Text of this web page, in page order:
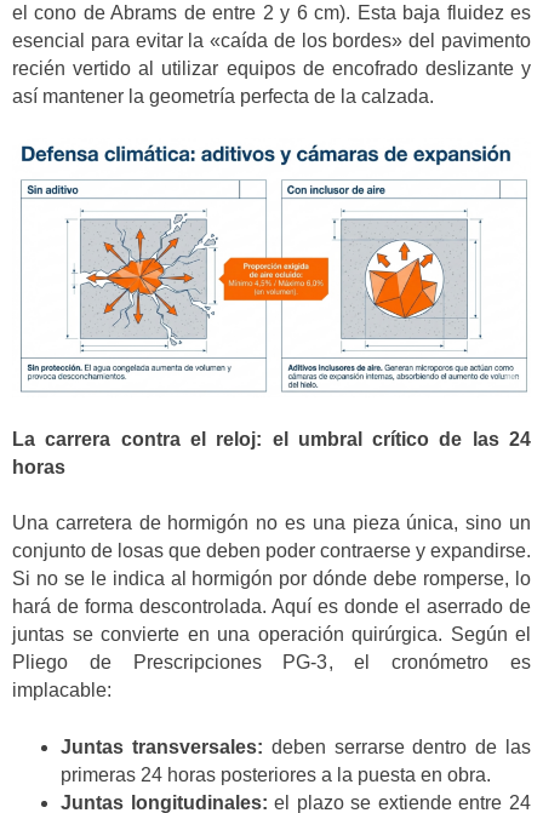
el cono de Abrams de entre 2 y 6 cm). Esta baja fluidez es
esencial para evitar la «caída de los bordes» del pavimento
recién vertido al utilizar equipos de encofrado deslizante y
así mantener la geometría perfecta de la calzada.
La carrera contra el reloj: el umbral crítico de las 24
horas
Una carretera de hormigón no es una pieza única, sino un
conjunto de losas que deben poder contraerse y expandirse.
Si no se le indica al hormigón por dónde debe romperse, lo
hará de forma descontrolada. Aquí es donde el aserrado de
juntas se convierte en una operación quirúrgica. Según el
Pliego de Prescripciones PG-3, el cronómetro es
implacable:
Juntas transversales: deben serrarse dentro de las
primeras 24 horas posteriores a la puesta en obra.
Juntas longitudinales: el plazo se extiende entre 24